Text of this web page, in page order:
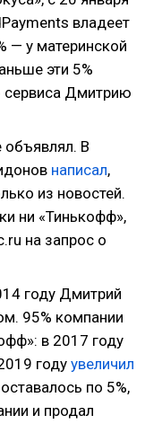
владеет
— у материнской
эти 5%
сервиса Дмитрию
объявлял. В
написал,
из новостей.
ни «Тинькофф»,
на запрос о
году Дмитрий
95% компании
в 2017 году
годуувеличил
по 5%,
и продал